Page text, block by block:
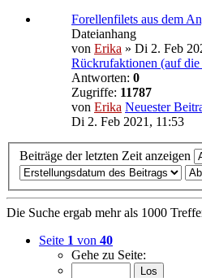
Forellenfilets aus dem
Dateianhang
von Erika » Di 2. Feb
Rückrufaktionen (auf
Antworten: 0
Zugriffe: 11787
von Erika Neuester
Di 2. Feb 2021, 11:53
Beiträge der letzten Zeit anzeigen
Die Suche ergab mehr als 1000
Seite 1 von 40
Gehe zu Seite: